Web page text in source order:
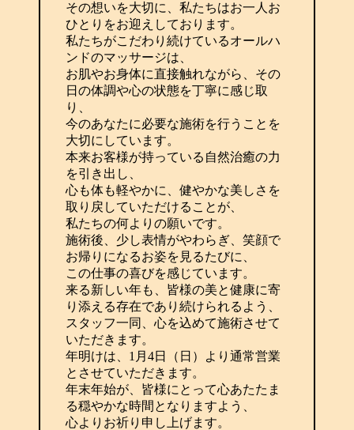
その想いを大切に、私たちはお一人お
ひとりをお迎えしております。
私たちがこだわり続けているオールハ
ンドのマッサージは、
お肌やお身体に直接触れながら、その
日の体調や心の状態を丁寧に感じ取
り、
今のあなたに必要な施術を行うことを
大切にしています。
本来お客様が持っている自然治癒の力
を引き出し、
心も体も軽やかに、健やかな美しさを
取り戻していただけることが、
私たちの何よりの願いです。
施術後、少し表情がやわらぎ、笑顔で
お帰りになるお姿を見るたびに、
この仕事の喜びを感じています。
来る新しい年も、皆様の美と健康に寄
り添える存在であり続けられるよう、
スタッフ一同、心を込めて施術させて
いただきます。
年明けは、1月4日（日）より通常営業
とさせていただきます。
年末年始が、皆様にとって心あたたま
る穏やかな時間となりますよう、
心よりお祈り申し上げます。